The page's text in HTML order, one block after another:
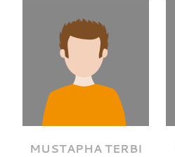
MUSTAPHA TERBI